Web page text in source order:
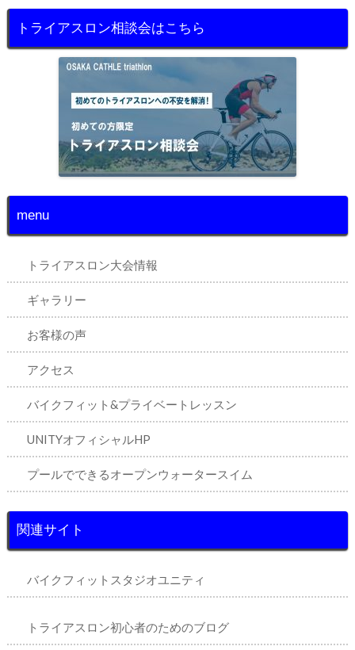
トライアスロン相談会はこちら
menu
トライアスロン大会情報
ギャラリー
お客様の声
アクセス
バイクフィット&プライベートレッスン
UNITYオフィシャルHP
プールでできるオープンウォータースイム
関連サイト
バイクフィットスタジオユニティ
トライアスロン初心者のためのブログ